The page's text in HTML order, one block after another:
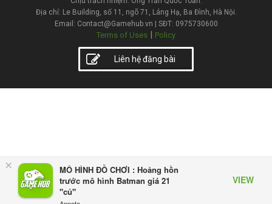
×
MÔ HÌNH ĐỒ CHƠI : Hoảng hồn
trước mô hình Batman giá 21
"củ"
VIEW
Địa chỉ: Le Building, số 11, ngõ 71, Láng Hạ, Ba Đình, Hà Nội.
Email: Contact@Gamehub.vn | SĐT: 0975730600
Terms of Uses | Policy
Liên hệ đăng bài